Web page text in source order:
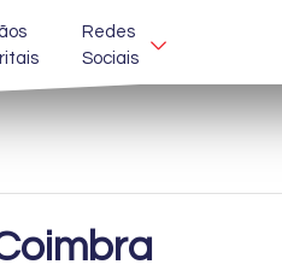
Redes
Sociais